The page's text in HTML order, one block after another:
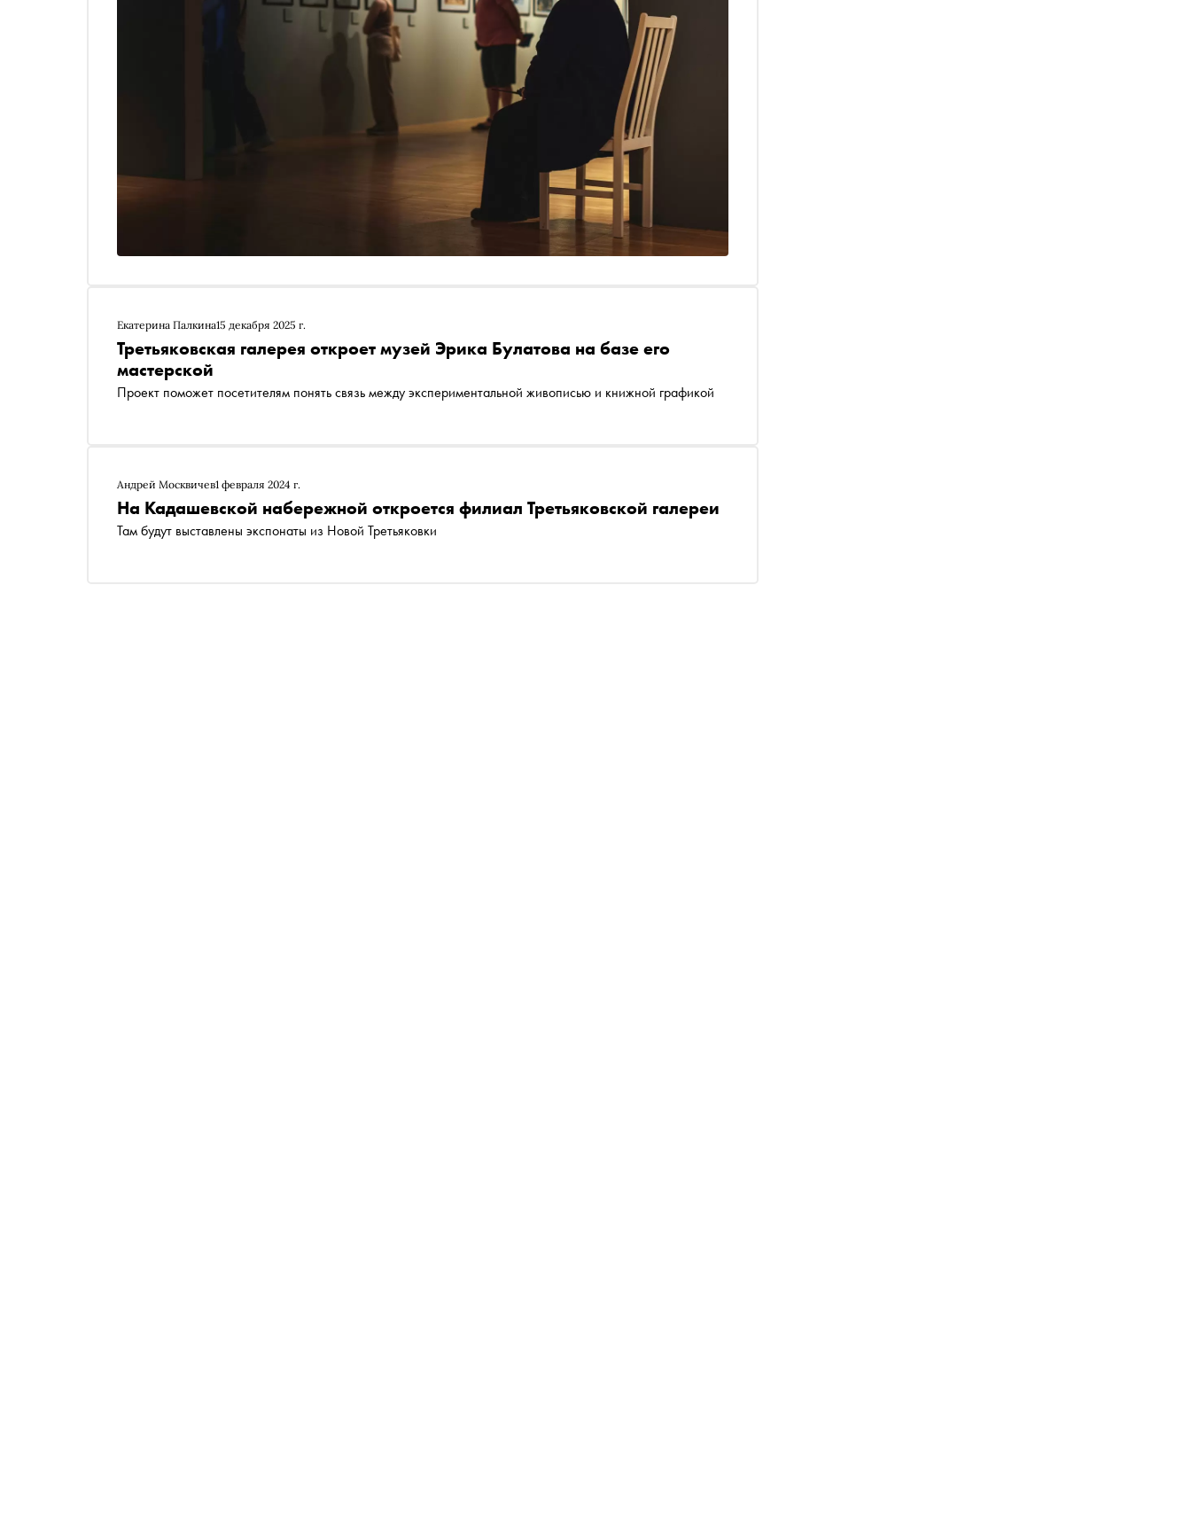
Екатерина Палкина15 декабря 2025 г.
Третьяковская галерея откроет музей Эрика Булатова на базе его
мастерской
Проект поможет посетителям понять связь между экспериментальной живописью и книжной графикой
Андрей Москвичев1 февраля 2024 г.
На Кадашевской набережной откроется филиал Третьяковской галереи
Там будут выставлены экспонаты из Новой Третьяковки